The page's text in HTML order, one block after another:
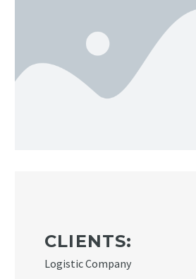
CLIENTS:
Logistic Company